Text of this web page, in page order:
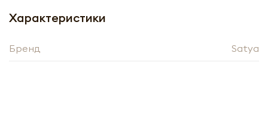
Характеристики
Бренд Satya